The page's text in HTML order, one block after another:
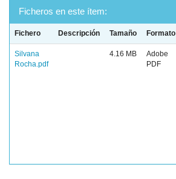
Ficheros en este ítem:
Fichero Descripción Tamaño Formato
Silvana
Rocha.pdf
4.16 MB
Adobe
PDF